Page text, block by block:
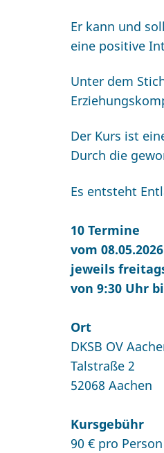
Er kann und
eine positive
Unter dem
Der Kurs ist
Durch die
Es entsteht
10 Termine
vom
jeweils
von 9:30 Uhr
Ort
DKSB OV
Talstraße 2
52068 Aachen
Kursgebühr
90 € pro